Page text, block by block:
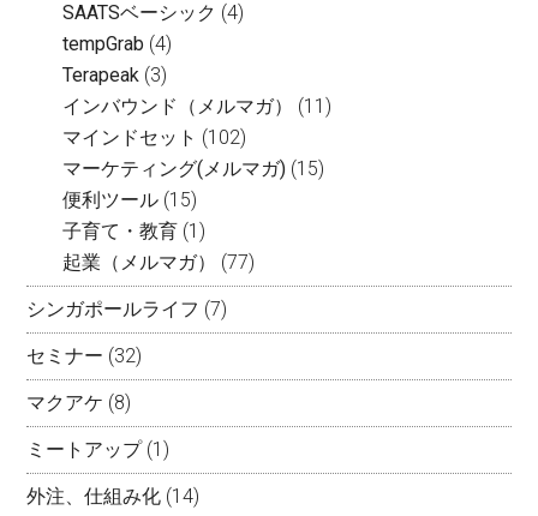
SAATSベーシック (4)
tempGrab (4)
Terapeak (3)
インバウンド（メルマガ）
(11)
マインドセット (102)
マーケティング(メルマガ) (15)
便利ツール (15)
子育て・教育 (1)
起業（メルマガ）
(77)
シンガポールライフ (7)
セミナー (32)
マクアケ (8)
ミートアップ(1)
外注、仕組み化 (14)